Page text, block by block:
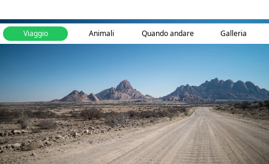
Viaggio Animali Quando andare Galleria